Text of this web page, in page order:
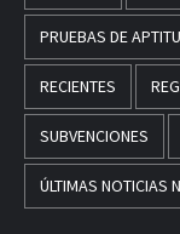
PRUEBAS DE
RECIENTES
SUBVENCIONES
ÚLTIMAS NOTICIAS